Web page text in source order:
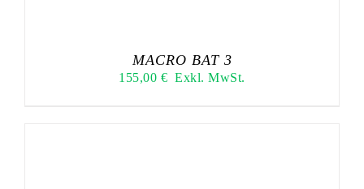
MACRO BAT 3
155,00 € Exkl. MwSt.